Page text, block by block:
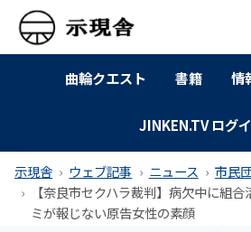
曲輪クエスト 書籍 情
JINKEN.TV ログ
示現舎 ウェブ記事 ニュース
市民
【奈良市セクハラ裁判】病欠中に組
ミが報じない原告女性の素顔